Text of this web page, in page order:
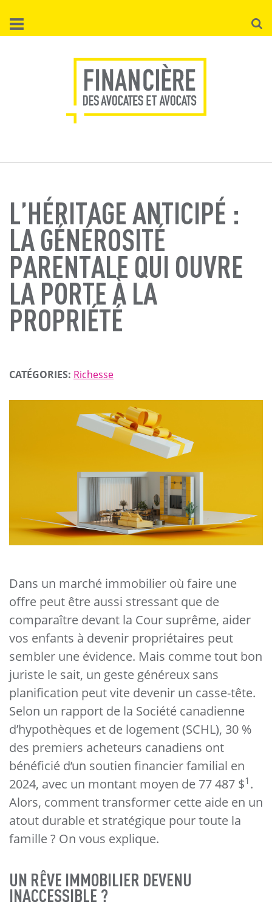
au
contenu
L’HÉRITAGE ANTICIPÉ :
LA GÉNÉROSITÉ
PARENTALE QUI OUVRE
LA PORTE À LA
PROPRIÉTÉ
CATÉGORIES: Richesse
Dans un marché immobilier où faire une
offre peut être aussi stressant que de
comparaître devant la Cour suprême, aider
vos enfants à devenir propriétaires peut
sembler une évidence. Mais comme tout bon
juriste le sait, un geste généreux sans
planification peut vite devenir un casse-tête.
Selon un rapport de la Société canadienne
d’hypothèques et de logement (SCHL), 30 %
des premiers acheteurs canadiens ont
bénéficié d’un soutien financier familial en
2024, avec un montant moyen de 77 487 $1 .
Alors, comment transformer cette aide en un
atout durable et stratégique pour toute la
famille ? On vous explique.
UN RÊVE IMMOBILIER DEVENU
INACCESSIBLE ?